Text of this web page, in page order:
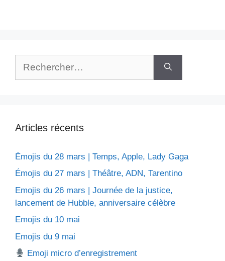
Articles récents
Émojis du 28 mars | Temps, Apple, Lady Gaga
Émojis du 27 mars | Théâtre, ADN, Tarentino
Emojis du 26 mars | Journée de la justice,
lancement de Hubble, anniversaire célèbre
Emojis du 10 mai
Emojis du 9 mai
Emoji micro d’enregistrement